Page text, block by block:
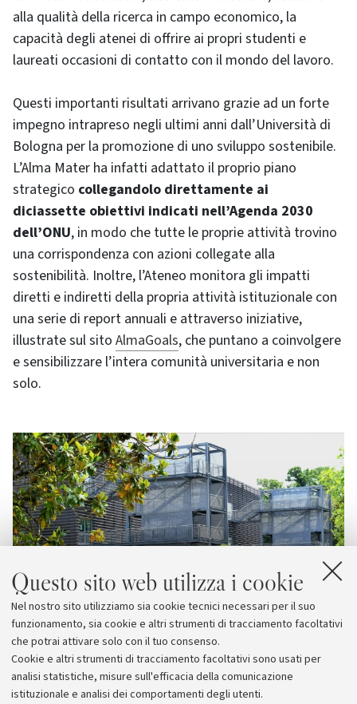
Questo sito web utilizza i cookie
Nel nostro sito utilizziamo sia cookie tecnici necessari per il suo
funzionamento, sia cookie e altri strumenti di tracciamento facoltativi
che potrai attivare solo con il tuo consenso.
Cookie e altri strumenti di tracciamento facoltativi sono usati per
analisi statistiche, misure sull'efficacia della comunicazione
istituzionale e analisi dei comportamenti degli utenti.
alla qualità della ricerca in campo economico, la
capacità degli atenei di offrire ai propri studenti e
laureati occasioni di contatto con il mondo del lavoro.
Questi importanti risultati arrivano grazie ad un forte
impegno intrapreso negli ultimi anni dall’Università di
Bologna per la promozione di uno sviluppo sostenibile.
L’Alma Mater ha infatti adattato il proprio piano
strategico collegandolo direttamente ai
diciassette obiettivi indicati nell’Agenda 2030
dell’ONU, in modo che tutte le proprie attività trovino
una corrispondenza con azioni collegate alla
sostenibilità. Inoltre, l’Ateneo monitora gli impatti
diretti e indiretti della propria attività istituzionale con
una serie di report annuali e attraverso iniziative,
illustrate sul sito AlmaGoals, che puntano a coinvolgere
e sensibilizzare l’intera comunità universitaria e non
solo.